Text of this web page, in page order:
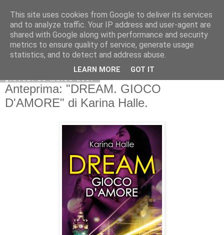
giovedì 23 marzo 2017
Anteprima: "DREAM. GIOCO
D'AMORE" di Karina Halle.
This site uses cookies from Google to deliver its services
and to analyze traffic. Your IP address and user-agent are
shared with Google along with performance and security
metrics to ensure quality of service, generate usage
statistics, and to detect and address abuse.
LEARN MORE GOT IT